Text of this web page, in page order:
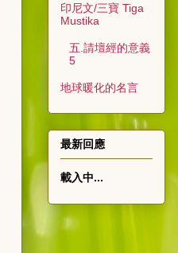
印尼文/三寶 Tiga
Mustika
五.請壇經的意義
5
地球暖化的名言
最新回應
載入中...